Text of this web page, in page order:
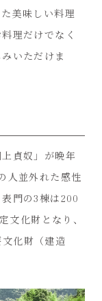
美味しい料理
理だけでなく
いただけま
貞奴」が晩年
人並外れた感性
門の3棟は200
文化財となり、
化財（建造